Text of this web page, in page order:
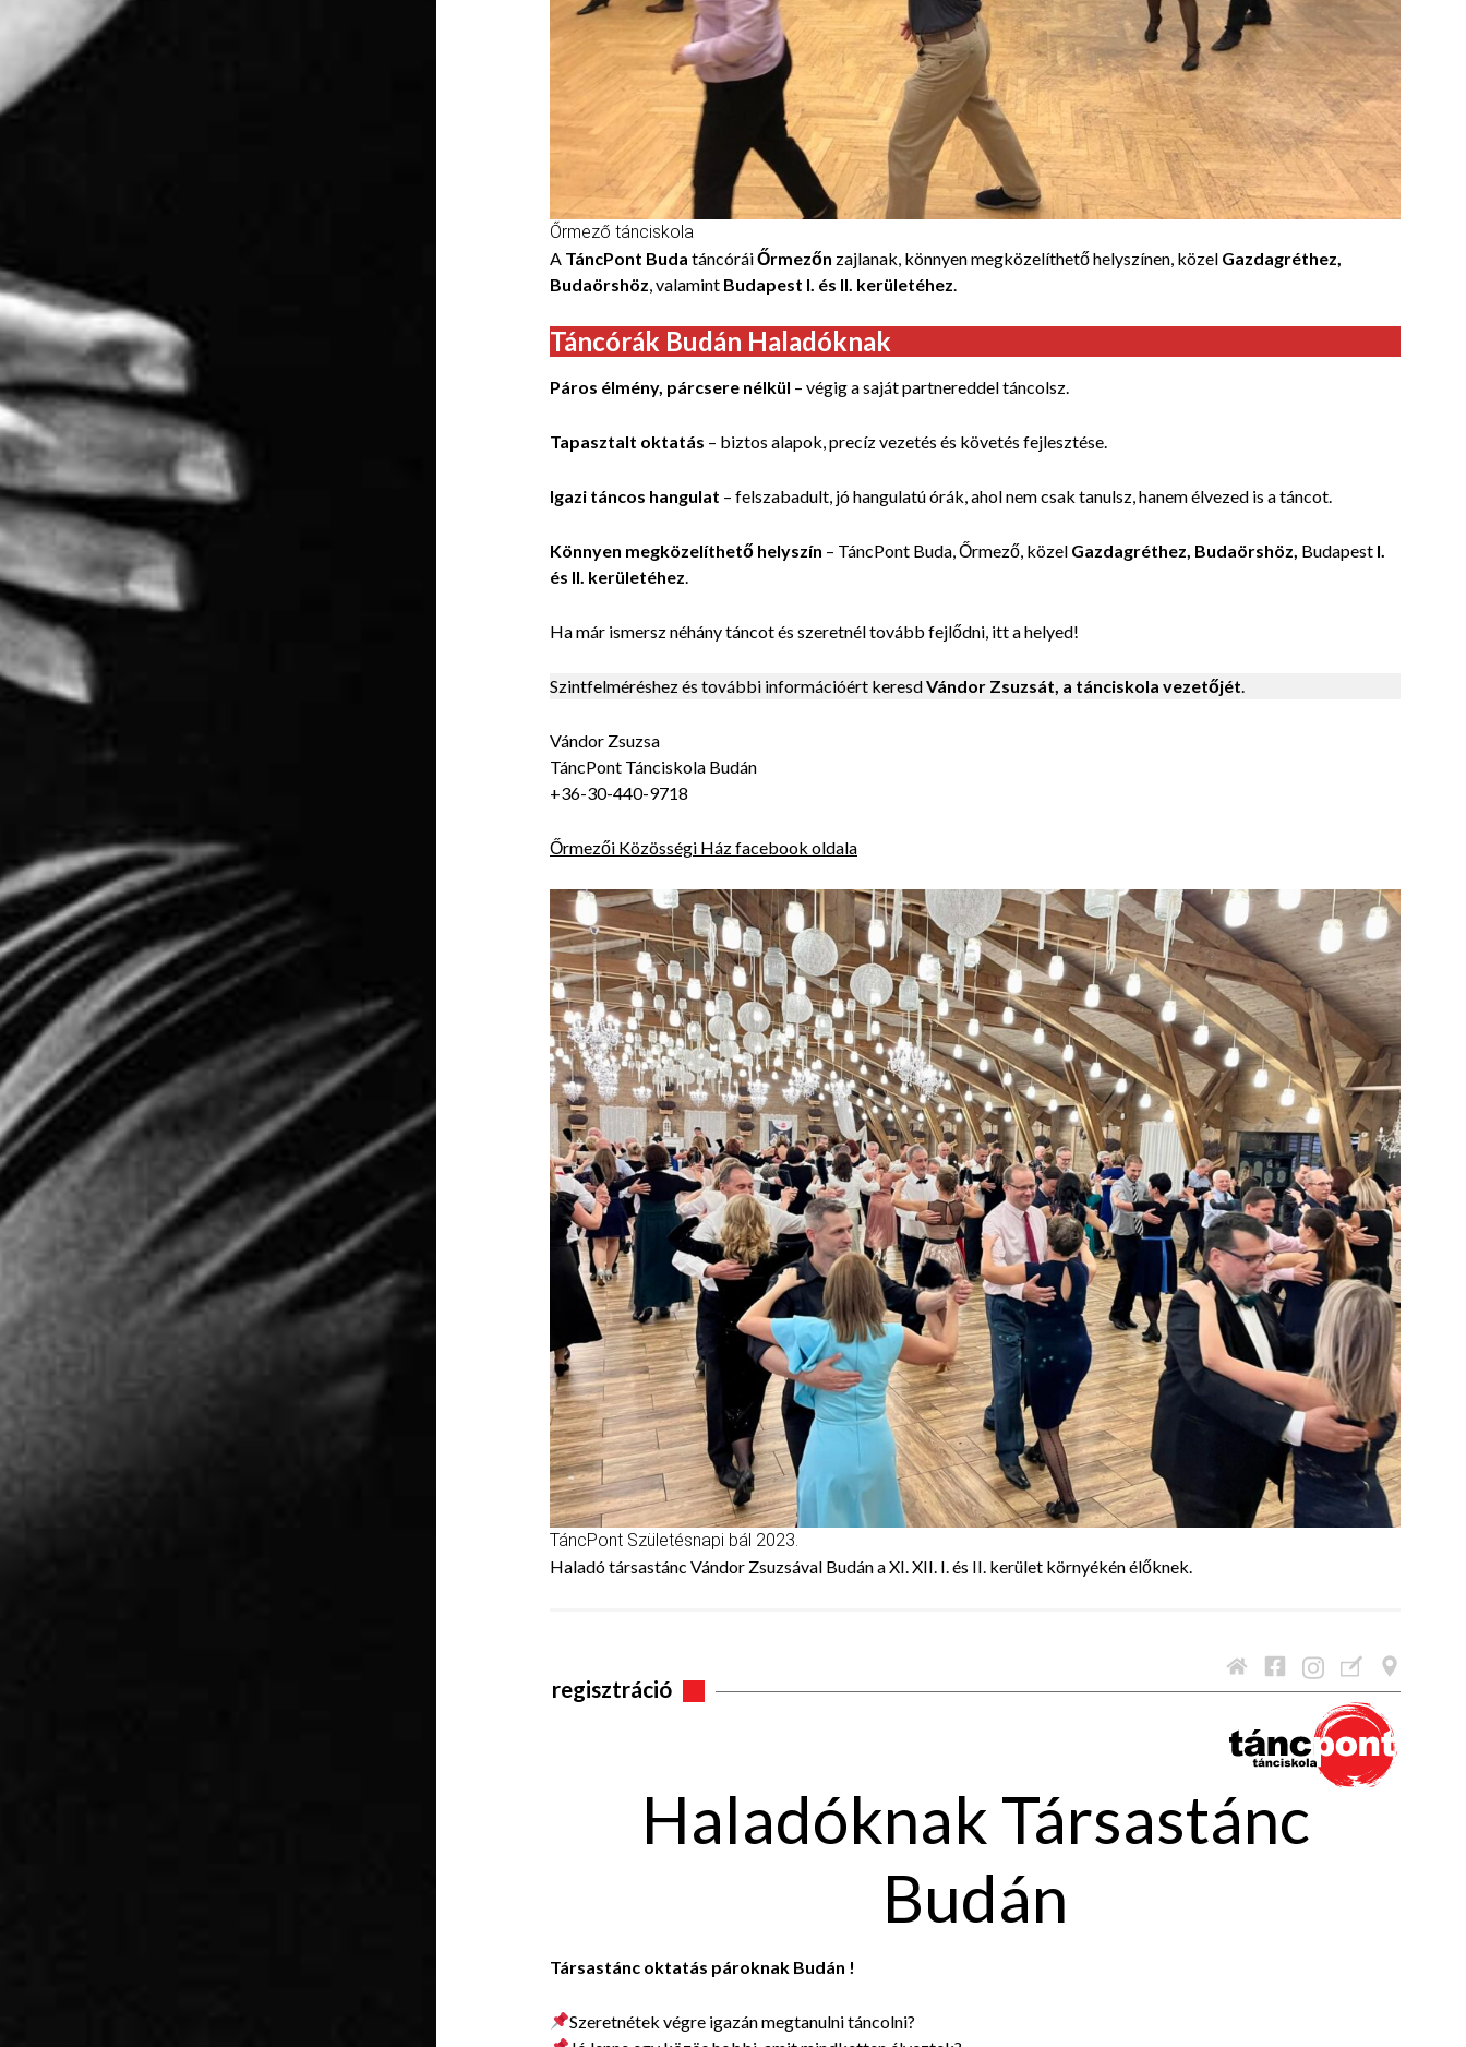
Őrmező tánciskola
A TáncPont Buda táncóráiŐrmezőn zajlanak, könnyen megközelíthető helyszínen, közel Gazdagréthez,
Budaörshöz, valamint Budapest I. és II. kerületéhez.
Táncórák Budán Haladóknak
Páros élmény, párcsere nélkül – végig a saját partnereddel táncolsz.
Tapasztalt oktatás – biztos alapok, precíz vezetés és követés fejlesztése.
Igazi táncos hangulat – felszabadult, jó hangulatú órák, ahol nem csak tanulsz, hanem élvezed is a táncot.
Könnyen megközelíthető helyszín – TáncPont Buda, Őrmező, közel Gazdagréthez, Budaörshöz, Budapest I.
és II. kerületéhez.
Ha már ismersz néhány táncot és szeretnél tovább fejlődni, itt a helyed!
Szintfelméréshez és további információért keresdVándor Zsuzsát, a tánciskola vezetőjét.
Vándor Zsuzsa
TáncPont Tánciskola Budán
+36-30-440-9718
Őrmezői Közösségi Ház facebook oldala
TáncPont Születésnapi bál 2023.
Haladó társastánc Vándor Zsuzsával Budán a XI. XII. I. és II. kerület környékén élőknek.
regisztráció
Haladóknak Társastánc
Budán
Társastánc oktatás pároknak Budán !
Szeretnétek végre igazán megtanulni táncolni?